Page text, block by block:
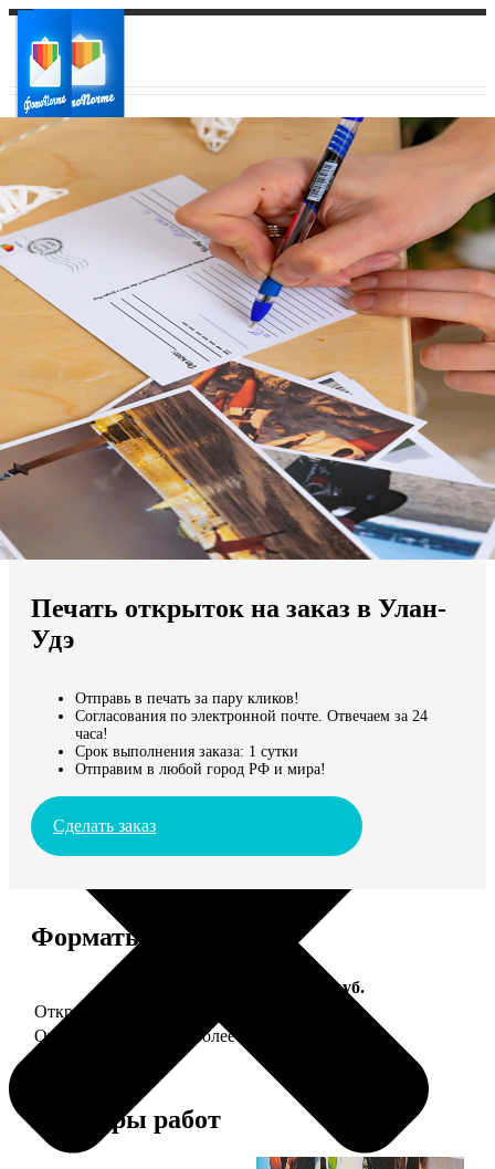
Ваш город:
Ваш регион доставки
Выберите из списка:
Мы доставляем по всему миру
Продолжить без города
Печать открыток на заказ в Улан-
Удэ
Отправь в печать за пару кликов!
Согласования по электронной почте. Отвечаем за 24
часа!
Срок выполнения заказа: 1 сутки
Отправим в любой город РФ и мира!
Сделать заказ
Форматы и цены
Цена, руб.
Открытка А5 "отправим за Вас"
Открытка А5 6 шт и более
Примеры работ